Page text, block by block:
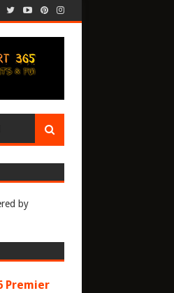
by
Premier